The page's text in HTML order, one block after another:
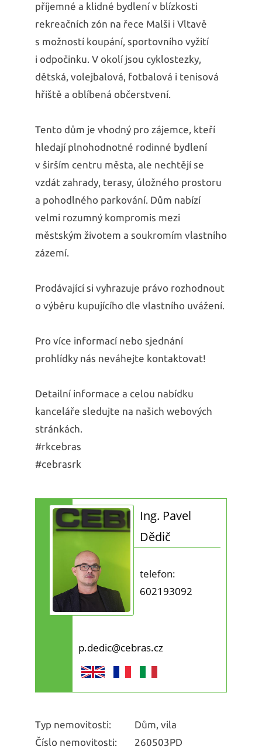
příjemné a klidné bydlení v blízkosti
rekreačních zón na řece Malši i Vltavě
s možností koupání, sportovního vyžití
i odpočinku. V okolí jsou cyklostezky,
dětská, volejbalová, fotbalová i tenisová
hřiště a oblíbená občerstvení.
Tento dům je vhodný pro zájemce, kteří
hledají plnohodnotné rodinné bydlení
v širším centru města, ale nechtějí se
vzdát zahrady, terasy, úložného prostoru
a pohodlného parkování. Dům nabízí
velmi rozumný kompromis mezi
městským životem a soukromím vlastního
zázemí.
Prodávající si vyhrazuje právo rozhodnout
o výběru kupujícího dle vlastního uvážení.
Pro více informací nebo sjednání
prohlídky nás neváhejte kontaktovat!
Detailní informace a celou nabídku
kanceláře sledujte na našich webových
stránkách.
#rkcebras
#cebrasrk
Ing. Pavel
Dědič
telefon:
602193092
p.dedic@cebras.cz
Typ nemovitosti:
Dům, vila
Číslo nemovitosti:
260503PD